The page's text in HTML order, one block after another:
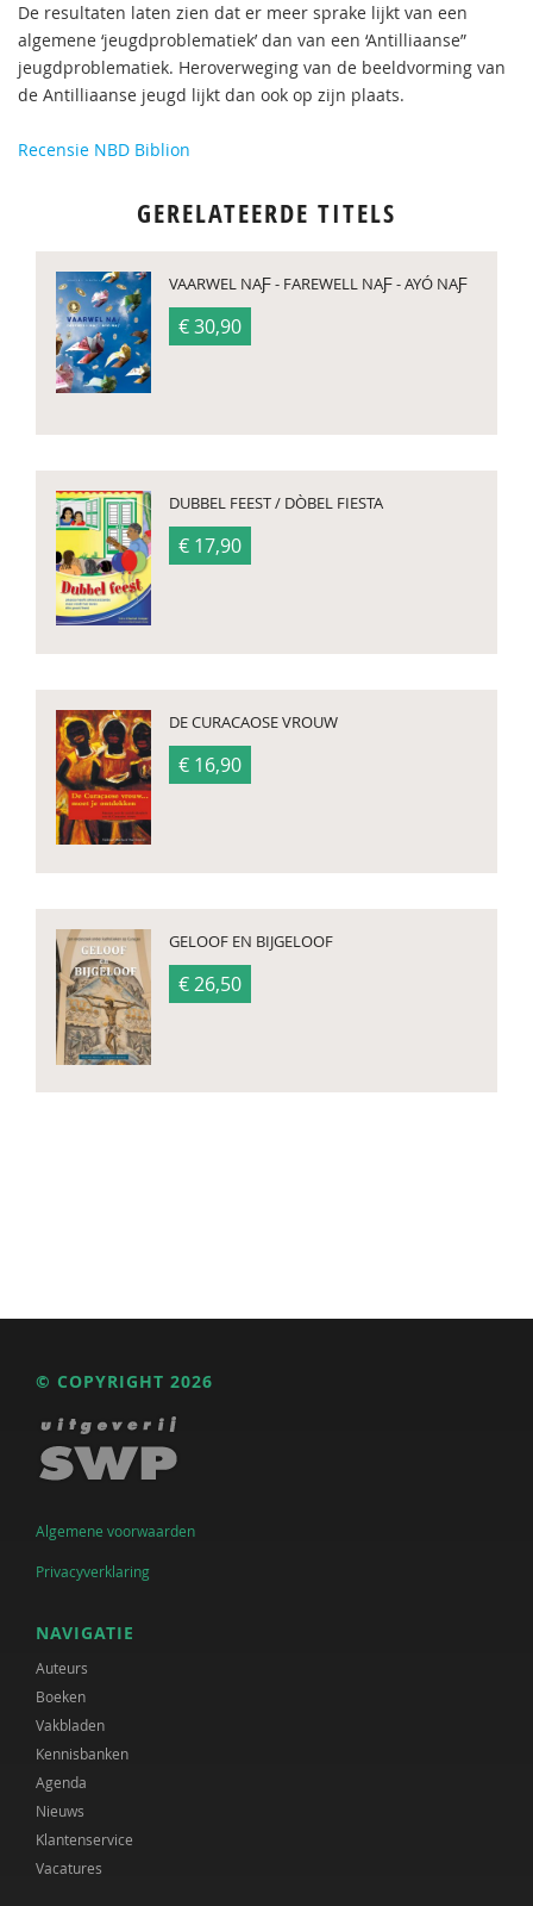
De resultaten laten zien dat er meer sprake lijkt van een
algemene ‘jeugdproblematiek’ dan van een ‘Antilliaanse”
jeugdproblematiek. Heroverweging van de beeldvorming van
de Antilliaanse jeugd lijkt dan ook op zijn plaats.
Recensie NBD Biblion
GERELATEERDE TITELS
VAARWEL NAƑ - FAREWELL NAƑ - AYÓ NAƑ
€ 30,90
DUBBEL FEEST / DÒBEL FIESTA
€ 17,90
DE CURACAOSE VROUW
€ 16,90
GELOOF EN BIJGELOOF
€ 26,50
© COPYRIGHT 2026
Algemene voorwaarden
Privacyverklaring
NAVIGATIE
Auteurs
Boeken
Vakbladen
Kennisbanken
Agenda
Nieuws
Klantenservice
Vacatures